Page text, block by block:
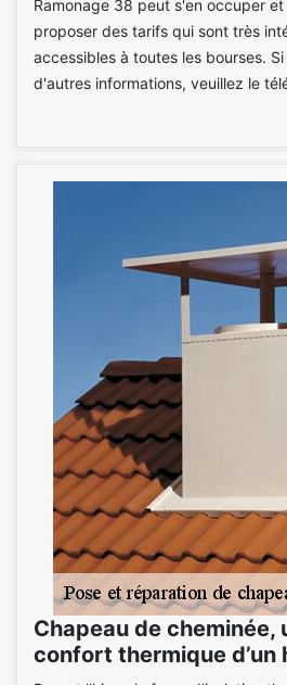
Ramonage 38 peut s'en occuper
proposer des tarifs qui sont très
accessibles à toutes les bourses.
d'autres informations, veuillez le
Chapeau de cheminée,
confort thermique d’un